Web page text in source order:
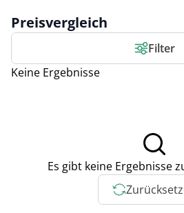
Preisvergleich
Filter
Keine Ergebnisse
Es gibt keine Ergebnisse